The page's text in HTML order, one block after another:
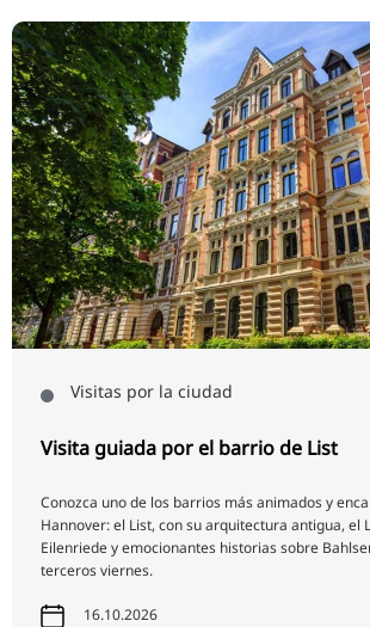
Visitas por la ciudad
Visita guiada por el barrio de List
Conozca uno de los barrios más animados y
Hannover: el List, con su arquitectura antigua, el
Eilenriede y emocionantes historias sobre
terceros viernes.
16.10.2026